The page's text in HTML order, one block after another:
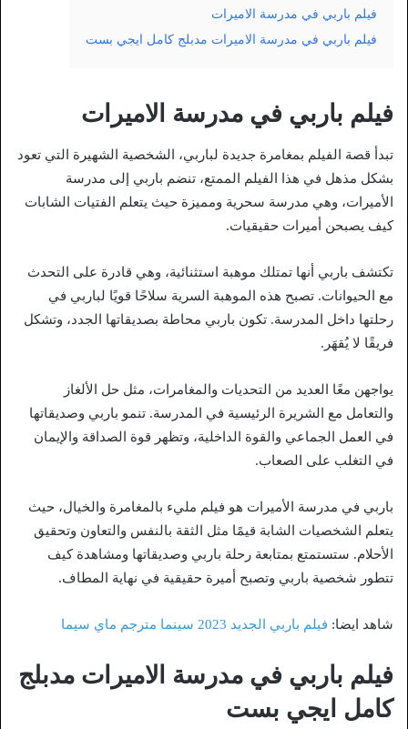
فيلم باربي في مدرسة الاميرات
فيلم باربي في مدرسة الاميرات مدبلج كامل ايجي بست
فيلم باربي في مدرسة الاميرات
تبدأ قصة الفيلم بمغامرة جديدة لباربي، الشخصية الشهيرة التي تعود
بشكل مذهل في هذا الفيلم الممتع، تنضم باربي إلى مدرسة
الأميرات، وهي مدرسة سحرية ومميزة حيث يتعلم الفتيات الشابات
كيف يصبحن أميرات حقيقيات.
تكتشف باربي أنها تمتلك موهبة استثنائية، وهي قادرة على التحدث
مع الحيوانات. تصبح هذه الموهبة السرية سلاحًا قويًا لباربي في
رحلتها داخل المدرسة. تكون باربي محاطة بصديقاتها الجدد، وتشكل
فريقًا لا يُقهَر.
يواجهن معًا العديد من التحديات والمغامرات، مثل حل الألغاز
والتعامل مع الشريرة الرئيسية في المدرسة. تنمو باربي وصديقاتها
في العمل الجماعي والقوة الداخلية، وتظهر قوة الصداقة والإيمان
في التغلب على الصعاب.
باربي في مدرسة الأميرات هو فيلم مليء بالمغامرة والخيال، حيث
يتعلم الشخصيات الشابة قيمًا مثل الثقة بالنفس والتعاون وتحقيق
الأحلام. ستستمتع بمتابعة رحلة باربي وصديقاتها ومشاهدة كيف
تتطور شخصية باربي وتصبح أميرة حقيقية في نهاية المطاف.
شاهد ايضا: فيلم باربي الجديد 2023 سينما مترجم ماي سيما
فيلم باربي في مدرسة الاميرات مدبلج
كامل ايجي بست